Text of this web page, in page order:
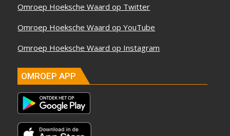
Omroep Hoeksche Waard op Twitter
Omroep Hoeksche Waard op YouTube
Omroep Hoeksche Waard op Instagram
OMROEP APP